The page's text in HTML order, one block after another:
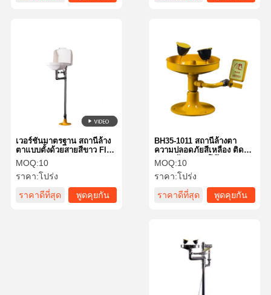
BH35-1011 สถานีล้างตา
ความปลอดภัยสีเหลือง ติด
ผนัง / ล้างตาบนโต๊ะ
MOQ:10
ราคา:โปร่ง
ราคาดีที่สุด
พูดคุยกัน
เวอร์ชั่นมาตรฐาน สถานีล้าง
ตาแบบตั้งด้วยสายสีขาว Flip
Flop
MOQ:10
ราคา:โปร่ง
ราคาดีที่สุด
พูดคุยกัน